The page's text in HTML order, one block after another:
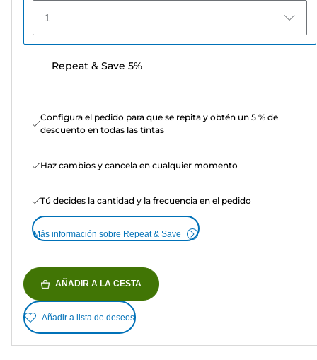
1
Repeat & Save 5%
Configura el pedido para que se repita y obtén un 5 % de
descuento en todas las tintas
Haz cambios y cancela en cualquier momento
Tú decides la cantidad y la frecuencia en el pedido
Más información sobre Repeat & Save
AÑADIR A LA CESTA
Añadir a lista de deseos